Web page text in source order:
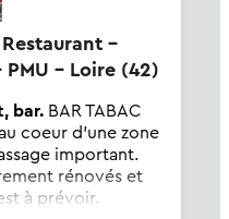
- Loire (42)
bar.BAR TABAC
coeur d'une zone
important.
rénovés et
à prévoir.